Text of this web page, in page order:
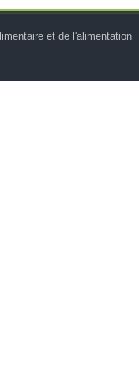
et de l'alimentation